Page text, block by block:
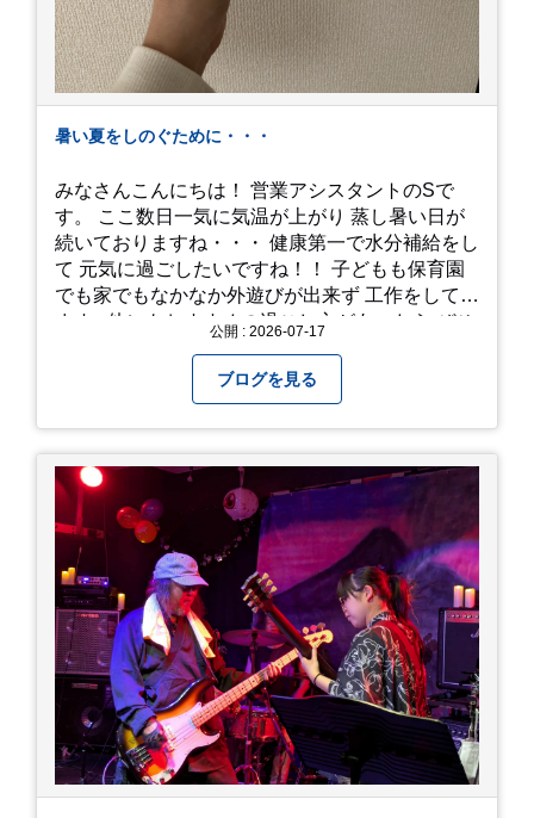
暑い夏をしのぐために・・・
みなさんこんにちは！ 営業アシスタントのSで
す。 ここ数日一気に気温が上がり 蒸し暑い日が
続いておりますね・・・ 健康第一で水分補給をし
て 元気に過ごしたいですね！！ 子どもも保育園
でも家でもなかなか外遊びが出来ず 工作をしてい
ます♪ 他にもおすすめの過ごし方があったら ぜひ
公開 : 2026-07-17
ブログを見る